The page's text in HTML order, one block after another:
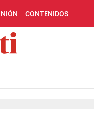
CONTENIDOS